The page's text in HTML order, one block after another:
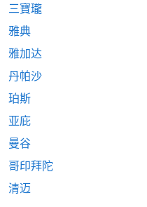
三寶瓏
雅典
雅加达
丹帕沙
珀斯
亚庇
曼谷
哥印拜陀
清迈